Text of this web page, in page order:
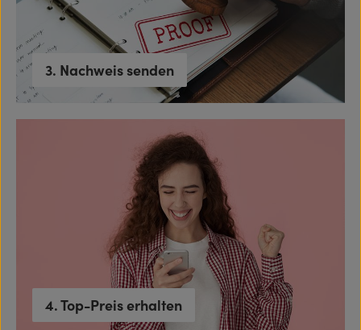
3. Nachweis senden
4. Top-Preis erhalten